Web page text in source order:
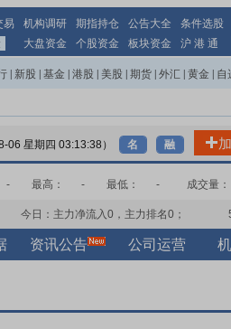
易 机构调研 期指持仓 公告大全 条件选股
大盘资金 个股资金 板块资金 沪 港 通
新股 基金 港股 美股 期货 外汇 黄金 自
06 星期四 03:13:38） 名 融
- 最高： - 最低： - 成交量：
今日：主力净流入0 ，主力排名0 ；
资讯公告 公司运营